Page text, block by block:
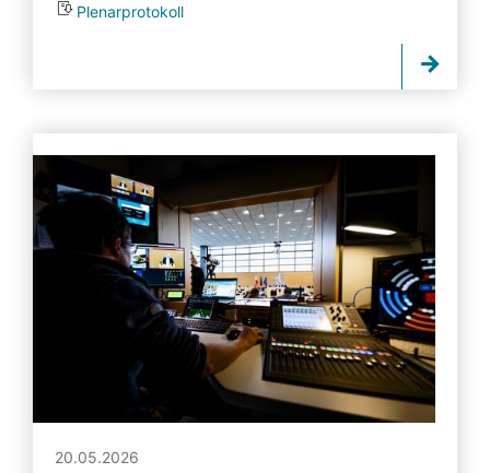
Plenarprotokoll
20.05.2026